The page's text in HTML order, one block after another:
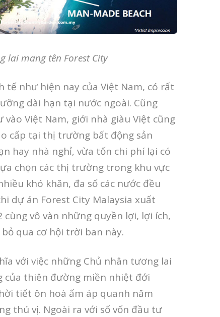
lai mang tên Forest City
như hiện nay của Việt Nam, có rất
dài hạn tại nước ngoài. Cũng
Việt Nam, giới nhà giàu Việt cũng
cấp tại thị trường bất động sản
hay nhà nghỉ, vừa tốn chi phí lại có
chọn các thị trường trong khu vực
khó khăn, đa số các nước đều
dự án Forest City Malaysia xuất
vô vàn những quyền lợi, lợi ích,
qua cơ hội trời ban này.
với việc những Chủ nhân tương lai
của thiên đường miền nhiệt đới
tiết ôn hoà ấm áp quanh năm
thú vị. Ngoài ra với số vốn đầu tư